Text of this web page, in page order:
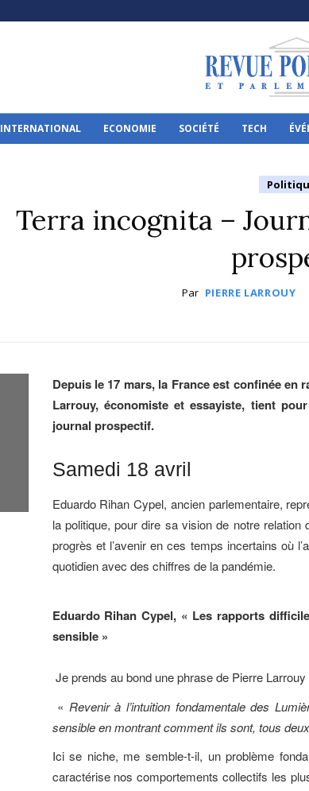
INTERNATIONAL ECONOMIE SOCIÉTÉ TECH
Terra incognita –
Par PIERRE LARROUY
Depuis le 17 mars, la France est confinée en
Larrouy, économiste et essayiste, tient
journal prospectif.
Samedi 18 avril
Eduardo Rihan Cypel, ancien parlementaire,
la politique, pour dire sa vision de notre
progrès et l’avenir en ces temps incertains où
quotidien avec des chiffres de la pandémie.
Eduardo Rihan Cypel, « Les rapports
sensible »
Je prends au bond une phrase de Pierre
« Revenir à l’intuition fondamentale des
sensible en montrant comment ils sont, tous
Ici se niche, me semble-t-il, un problème
caractérise nos comportements collectifs les